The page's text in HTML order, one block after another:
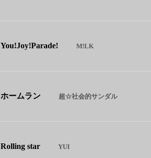
You!Joy!Parade! M!LK
ホームラン 超☆社会的サンダル
Rolling star YUI